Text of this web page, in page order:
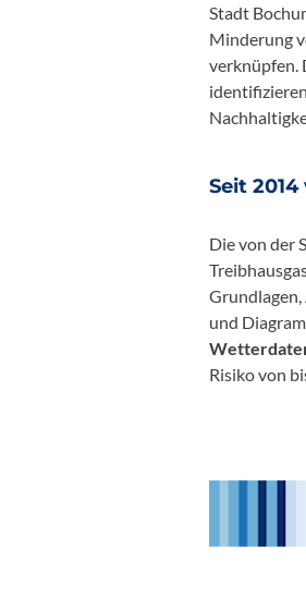
Stadt
Minderung
verknüpfen.
Seit
Die von der
und
Risiko von